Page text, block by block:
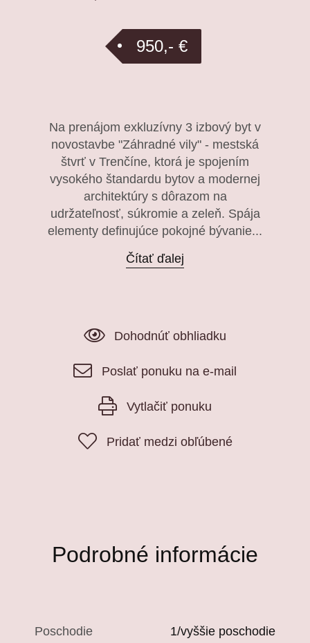
950,- €
Na prenájom exkluzívny 3 izbový byt v
novostavbe "Záhradné vily" - mestská
štvrť v Trenčíne, ktorá je spojením
vysokého štandardu bytov a modernej
architektúry s dôrazom na
udržateľnosť, súkromie a zeleň. Spája
elementy definujúce pokojné bývanie...
Čítať ďalej
Dohodnúť obhliadku
Poslať ponuku na e-mail
Vytlačiť ponuku
Pridať medzi obľúbené
Podrobné informácie
Poschodie 1/vyššie poschodie